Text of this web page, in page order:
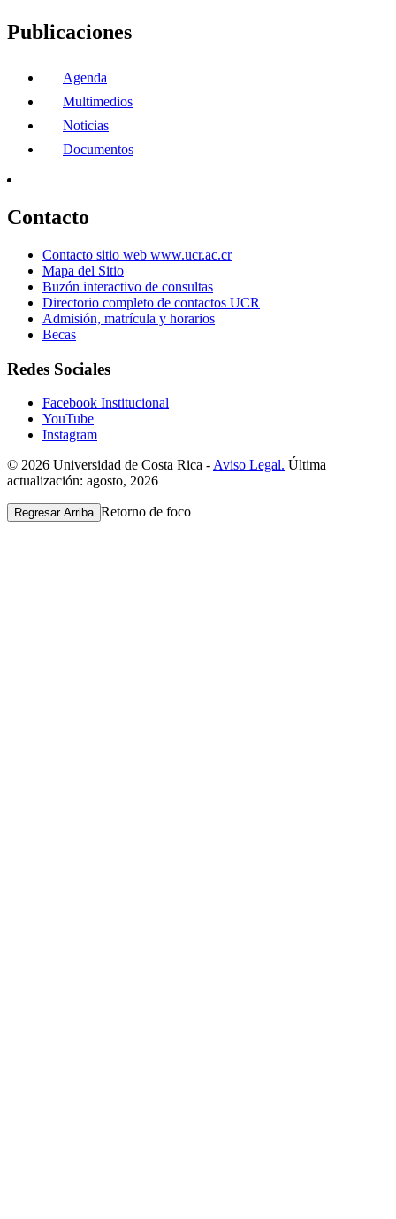
Publicaciones
Agenda
Multimedios
Noticias
Documentos
Contacto
Contacto sitio web www.ucr.ac.cr
Mapa del Sitio
Buzón interactivo de consultas
Directorio completo de contactos UCR
Admisión, matrícula y horarios
Becas
Redes Sociales
Facebook Institucional
YouTube
Instagram
© 2026 Universidad de Costa Rica - Aviso Legal. Última
actualización: agosto, 2026
Regresar Arriba Retorno de foco